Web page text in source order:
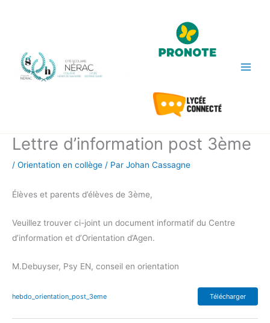
Lettre d’information post 3ème
/ Orientation en collège / Par Johan Cassagne
Élèves et parents d’élèves de 3ème,
Veuillez trouver ci-joint un document informatif du Centre
d’information et d’Orientation d’Agen.
M.Debuyser, Psy EN, conseil en orientation
hebdo_orientation_post_3eme Télécharger